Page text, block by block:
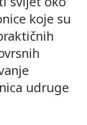
koje su
udruge